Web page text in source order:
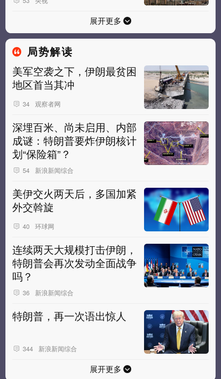
展开更多
局势解读
美军空袭之下，伊朗最贫困
地区首当其冲
34 观察者网
深埋百米、尚未启用、内部
成谜：特朗普要炸伊朗核计
划“保险箱”？
54 新浪新闻综合
美伊交火两天后，多国加紧
外交斡旋
40 环球网
连续两天大规模打击伊朗，
特朗普会再次发动全面战争
吗？
36 新浪新闻综合
特朗普，再一次语出惊人
344 新浪新闻综合
展开更多